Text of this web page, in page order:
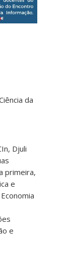
da
Djuli
primeira,
e
e